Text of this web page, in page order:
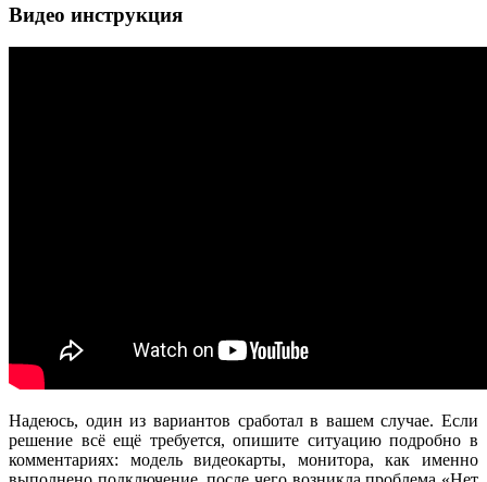
Видео инструкция
Надеюсь, один из вариантов сработал в вашем случае. Если
решение всё ещё требуется, опишите ситуацию подробно в
комментариях: модель видеокарты, монитора, как именно